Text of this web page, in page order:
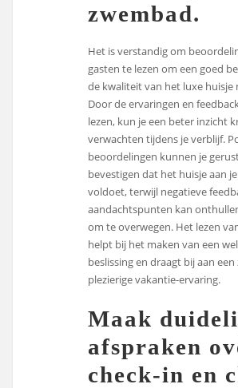
zwembad.
Het is verstandig om
gasten te lezen om een goed
de kwaliteit van het luxe huisje
Door de ervaringen en
lezen, kun je een beter inzicht
verwachten tijdens je verblijf.
beoordelingen kunnen je
bevestigen dat het huisje aan
voldoet, terwijl negatieve
aandachtspunten kan
om te overwegen. Het lezen
helpt bij het maken van een
beslissing en draagt bij aan een
plezierige vakantie-ervaring.
Maak
afspraken
check-in en